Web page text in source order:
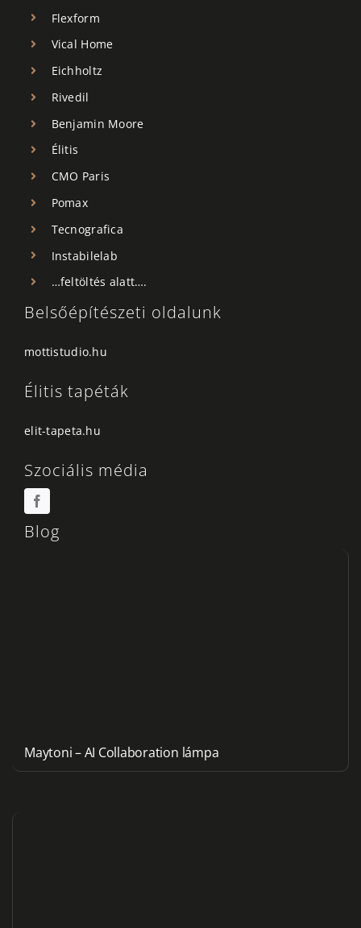
Flexform
Vical Home
Eichholtz
Rivedil
Benjamin Moore
Élitis
CMO Paris
Pomax
Tecnografica
Instabilelab
…feltöltés alatt….
Belsőépítészeti oldalunk
mottistudio.hu
Élitis tapéták
elit-tapeta.hu
Szociális média
Blog
Maytoni – AI Collaboration lámpa